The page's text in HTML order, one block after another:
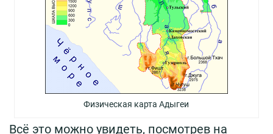
Физическая карта Адыгеи
Всё это можно увидеть, посмотрев на